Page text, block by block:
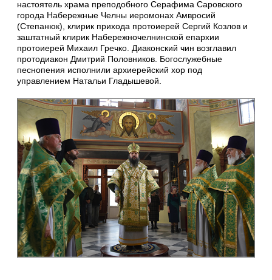
настоятель храма преподобного Серафима Саровского
города Набережные Челны иеромонах Амвросий
(Степанюк), клирик прихода протоиерей Сергий Козлов и
заштатный клирик Набережночелнинской епархии
протоиерей Михаил Гречко. Диаконский чин возглавил
протодиакон Дмитрий Половников. Богослужебные
песнопения исполнили архиерейский хор под
управлением Натальи Гладышевой.